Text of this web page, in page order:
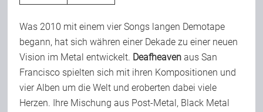
Kalender
Playlisten
Was 2010 mit einem vier Songs langen Demotape
begann, hat sich währen einer Dekade zu einer neuen
Vision im Metal entwickelt. Deafheaven aus San
Francisco spielten sich mit ihren Kompositionen und
vier Alben um die Welt und eroberten dabei viele
Herzen. Ihre Mischung aus Post-Metal, Black Metal